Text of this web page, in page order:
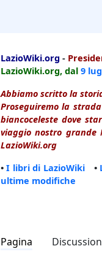
LazioWiki.org -
LazioWiki.org, dal 9
Abbiamo scritto la
Proseguiremo la
biancoceleste dove
viaggio nostro grande
LazioWiki.org
•I libri di LazioWiki•
ultime modifiche
Pagina